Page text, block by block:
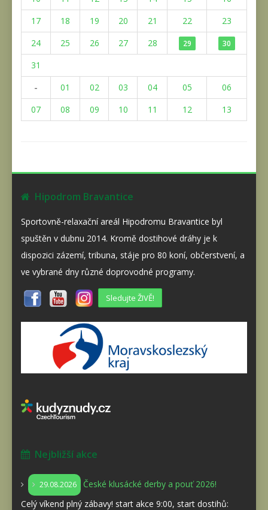
17
18 19 20 21 22
23
24
25 26 27 28 29 30
31
-
01 02 03 04 05
06
07
08 09 10 11 12 13
Hipodrom Bravantice
Sportovně-relaxační areál Hipodromu Bravantice byl
spuštěn v dubnu 2014. Kromě dostihové dráhy je k
dispozici zázemí, tribuna, stáje pro 80 koní, občerstvení, a
ve vybrané dny různé doprovodné programy.
Sledujte ŽIVĚ!
Nejbližší akce
29.08.2026
České klusácké derby a pouť 2026!
Celý víkend plný zábavy! start akce 9:00, start dostihů: